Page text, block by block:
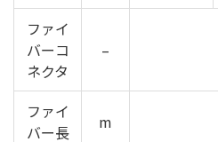
ファイ
バーコ
ネクタ
–
ファイ
バー長
m